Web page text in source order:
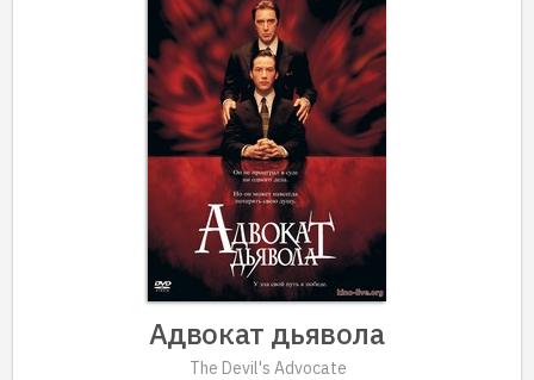
Адвокат дьявола
The Devil's Advocate